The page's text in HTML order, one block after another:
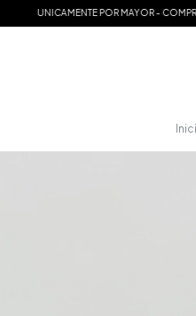
UNICAMENTE POR MAYOR - COMPRA